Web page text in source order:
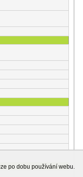
po dobu používání webu.